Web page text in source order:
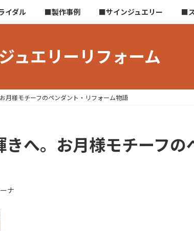
イダル ■製作事例 ■サインジュエリー ■
ジュエリーリフォーム
月様モチーフのペンダント・リフォーム物語
へ。お月様モチーフの
ナ